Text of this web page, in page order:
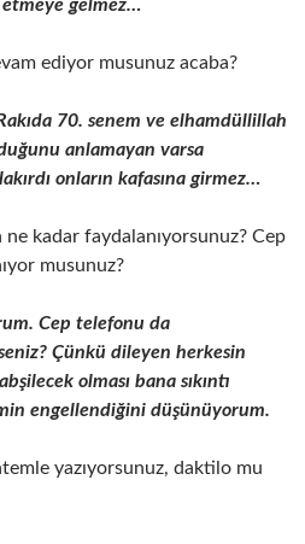
gelmez…
ediyor musunuz acaba?
70. senem ve elhamdüllillah
anlamayan varsa
onların kafasına girmez…
kadar faydalanıyorsunuz? Cep
musunuz?
Cep telefonu da
Çünkü dileyen herkesin
olması bana sıkıntı
engellendiğini düşünüyorum.
yazıyorsunuz, daktilo mu